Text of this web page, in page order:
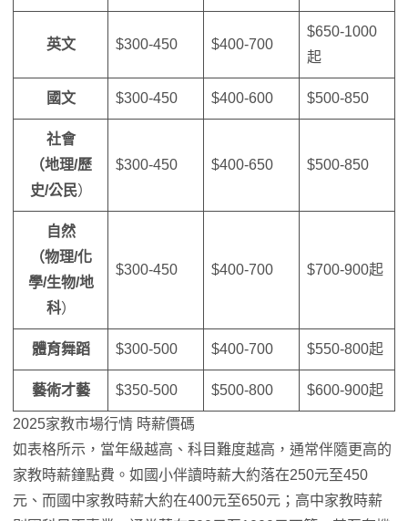
英文 $300-450 $400-700
$650-1000
起
國文 $300-450 $400-600 $500-850
社會
（地理/歷
史/公民）
$300-450 $400-650 $500-850
自然
（物理/化
學/生物/地
科）
$300-450 $400-700 $700-900起
體育舞蹈 $300-500 $400-700 $550-800起
藝術才藝 $350-500 $500-800 $600-900起
2025家教市場行情 時薪價碼
如表格所示，當年級越高、科目難度越高，通常伴隨更高的
家教時薪鐘點費。如國小伴讀時薪大約落在250元至450
元、而國中家教時薪大約在400元至650元；高中家教時薪